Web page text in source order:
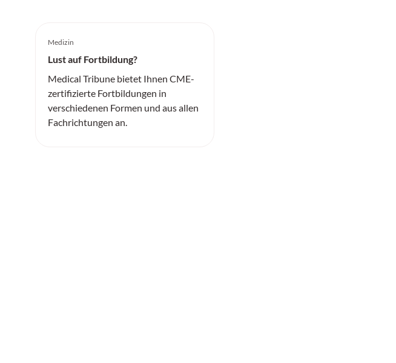
Medizin
Lust auf Fortbildung?
Medical Tribune bietet Ihnen CME-
zertifizierte Fortbildungen in
verschiedenen Formen und aus allen
Fachrichtungen an.